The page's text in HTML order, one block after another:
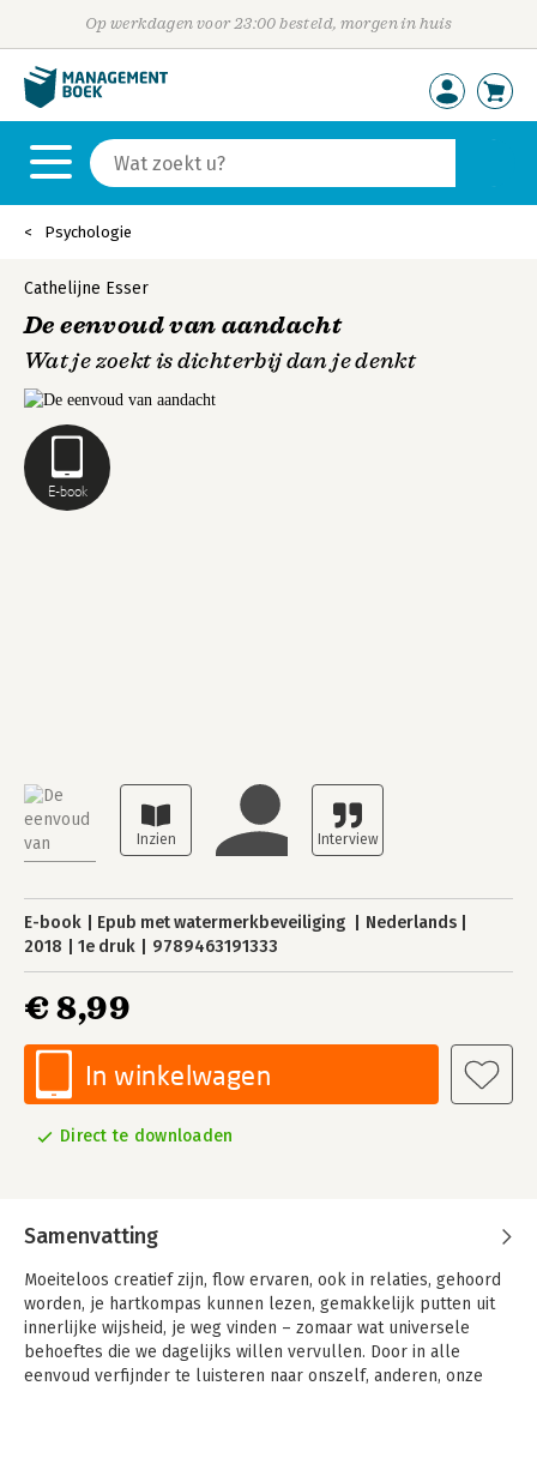
Op werkdagen voor 23:00 besteld, morgen in huis
Psychologie
E-book
Cathelijne Esser
De eenvoud van aandacht
Wat je zoekt is dichterbij dan je denkt
E-book Epub met watermerkbeveiliging
Nederlands
2018
1e druk 9789463191333
€ 8,99
In winkelwagen
Direct te downloaden
Samenvatting
Moeiteloos creatief zijn, flow ervaren, ook in relaties, gehoord
worden, je hartkompas kunnen lezen, gemakkelijk putten uit
innerlijke wijsheid, je weg vinden – zomaar wat universele
behoeftes die we dagelijks willen vervullen. Door in alle
eenvoud verfijnder te luisteren naar onszelf, anderen, onze